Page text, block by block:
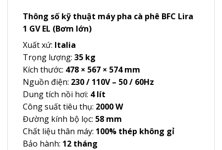
Thông số kỹ thuật máy pha cà phê BFC Lira
1 GV EL (Bơm lớn)
Xuất xứ: Italia
Trọng lượng: 35 kg
Kích thước: 478 × 567 × 574 mm
Nguồn điện: 230 / 110V – 50 / 60Hz
Dung tích nồi hơi: 4 lít
Công suất tiêu thụ: 2000 W
Đường kính bộ lọc: 58 mm
Chất liệu thân máy: 100% thép không gỉ
Bảo hành: 12 tháng